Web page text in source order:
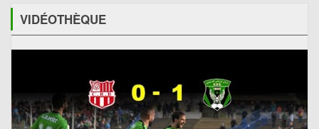
VIDÉOTHÈQUE